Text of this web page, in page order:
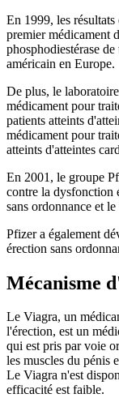
En 1999, les
premier médicament
phosphodiestérase
américain en Europe.
De plus, le
médicament pour
patients atteints
médicament pour
atteints d'atteintes
En 2001, le groupe
contre la dysfonction
sans ordonnance et
Pfizer a également
érection sans
Mécanisme
Le Viagra, un
l'érection, est un
qui est pris par voie
les muscles du pénis
Le Viagra n'est
efficacité est faible.